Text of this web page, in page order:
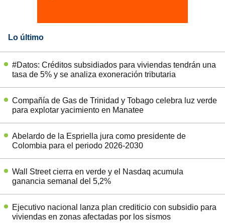
Lo último
#Datos: Créditos subsidiados para viviendas tendrán una
tasa de 5% y se analiza exoneración tributaria
Compañía de Gas de Trinidad y Tobago celebra luz verde
para explotar yacimiento en Manatee
Abelardo de la Espriella jura como presidente de
Colombia para el periodo 2026-2030
Wall Street cierra en verde y el Nasdaq acumula
ganancia semanal del 5,2%
Ejecutivo nacional lanza plan crediticio con subsidio para
viviendas en zonas afectadas por los sismos